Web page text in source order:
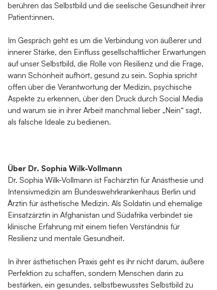
berühren das Selbstbild und die seelische Gesundheit ihrer
Patient:innen.
Im Gespräch geht es um die Verbindung von äußerer und
innerer Stärke, den Einfluss gesellschaftlicher Erwartungen
auf unser Selbstbild, die Rolle von Resilienz und die Frage,
wann Schönheit aufhört, gesund zu sein. Sophia spricht
offen über die Verantwortung der Medizin, psychische
Aspekte zu erkennen, über den Druck durch Social Media
und warum sie in ihrer Arbeit manchmal lieber „Nein“ sagt,
als falsche Ideale zu bedienen.
Über Dr. Sophia Wilk-Vollmann
Dr. Sophia Wilk-Vollmann ist Fachärztin für Anästhesie und
Intensivmedizin am Bundeswehrkrankenhaus Berlin und
Ärztin für ästhetische Medizin. Als Soldatin und ehemalige
Einsatzärztin in Afghanistan und Südafrika verbindet sie
klinische Erfahrung mit einem tiefen Verständnis für
Resilienz und mentale Gesundheit.
In ihrer ästhetischen Praxis geht es ihr nicht darum, äußere
Perfektion zu schaffen, sondern Menschen darin zu
bestärken, ein gesundes, selbstbewusstes Selbstbild zu